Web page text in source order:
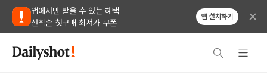
앱에서만 받을 수 있는 혜택
선착순 첫구매 최저가 쿠폰
앱 설치하기